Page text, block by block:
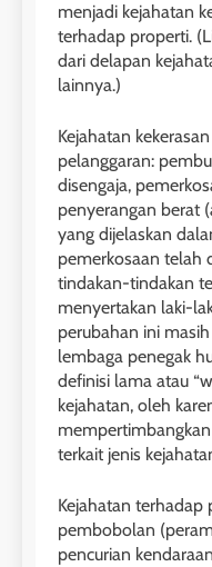
menjadi kejahatan
terhadap properti.
dari delapan
lainnya.)
Kejahatan
pelanggaran:
disengaja,
penyerangan berat
yang dijelaskan
pemerkosaan telah
tindakan-tindakan
menyertakan laki-
perubahan ini
lembaga penegak
definisi lama atau
kejahatan, oleh
terkait jenis
Kejahatan terhadap
pembobolan
pencurian